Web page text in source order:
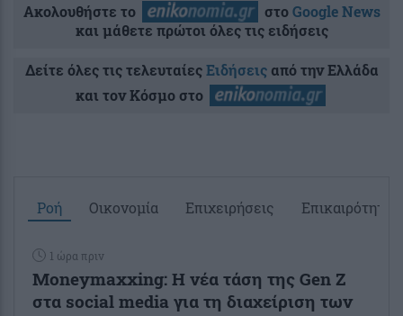
Ακολουθήστε το στοGoogle News
και μάθετε πρώτοι όλες τις ειδήσεις
Δείτε όλες τις τελευταίεςΕιδήσειςαπό την Ελλάδα
και τον Κόσμο στο
Ροή Οικονομία Επιχειρήσεις Επικαιρότητα
1 ώρα πριν
Moneymaxxing: Η νέα τάση της Gen Z
στα social media για τη διαχείριση των